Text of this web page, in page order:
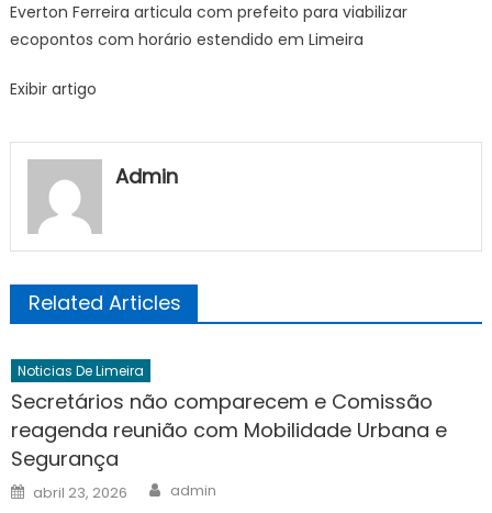
em
Everton Ferreira articula com prefeito para viabilizar
ecopontos com horário estendido em Limeira
Exibir artigo
Admin
Related Articles
Noticias De Limeira
Secretários não comparecem e Comissão
reagenda reunião com Mobilidade Urbana e
Segurança
Posted
on
abril 23, 2026 Author
admin